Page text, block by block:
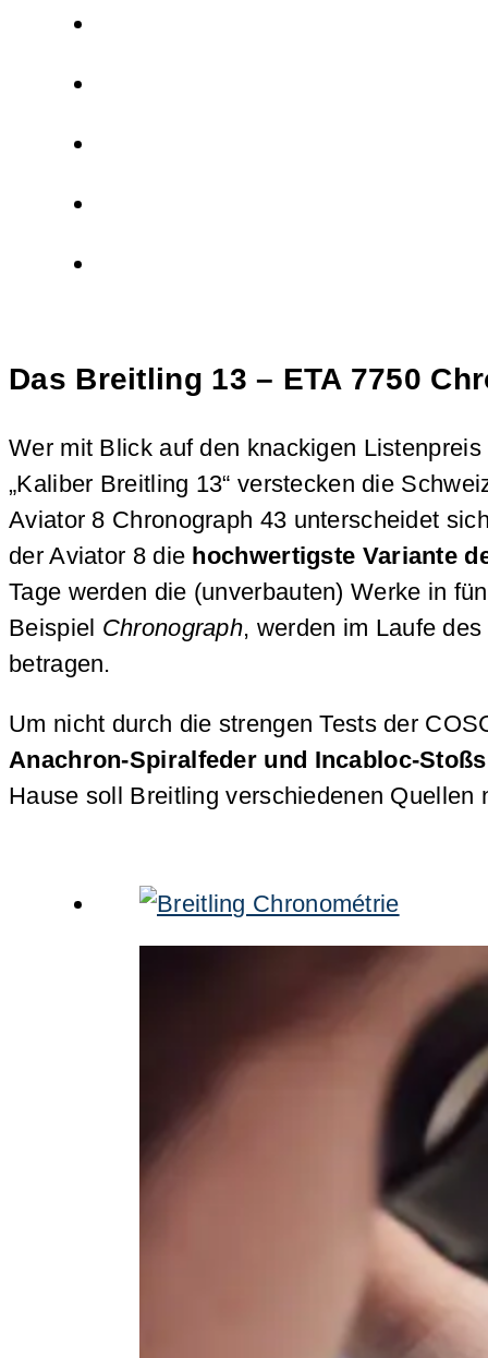
Das Breitling 13 – ETA 7750
Wer mit Blick auf den knackigen
„Kaliber Breitling 13“ verstecken die
Aviator 8 Chronograph 43 unterscheidet
der Aviator 8 die hochwertigste Variante
Tage werden die (unverbauten) Werke in
Beispiel Chronograph, werden im Laufe
betragen.
Um nicht durch die strengen Tests der
Anachron-Spiralfeder und Incabloc-
Hause soll Breitling verschiedenen